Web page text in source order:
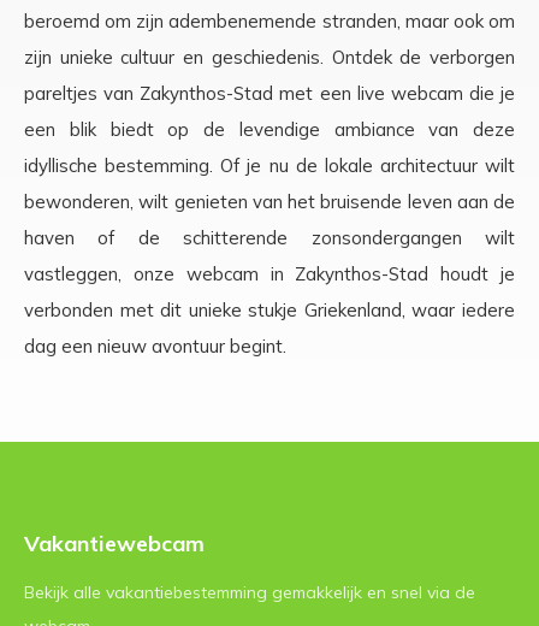
beroemd om zijn adembenemende stranden, maar ook om
zijn unieke cultuur en geschiedenis. Ontdek de verborgen
pareltjes van Zakynthos-Stad met een live webcam die je
een blik biedt op de levendige ambiance van deze
idyllische bestemming. Of je nu de lokale architectuur wilt
bewonderen, wilt genieten van het bruisende leven aan de
haven of de schitterende zonsondergangen wilt
vastleggen, onze webcam in Zakynthos-Stad houdt je
verbonden met dit unieke stukje Griekenland, waar iedere
dag een nieuw avontuur begint.
Vakantiewebcam
Bekijk alle vakantiebestemming gemakkelijk en snel via de